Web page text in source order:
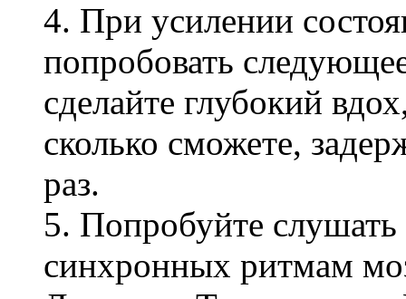
4. При усилении
попробовать
сделайте глубокий
сколько сможете,
раз.
5. Попробуйте
синхронных ритмам